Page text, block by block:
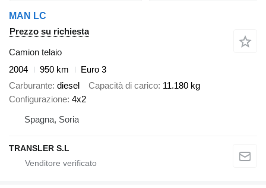
MAN LC
Prezzo su richiesta
Camion telaio
2004
950 km
Euro 3
Carburante diesel Capacità di carico 11.180 kg
Configurazione 4x2
Spagna, Soria
TRANSLER S.L